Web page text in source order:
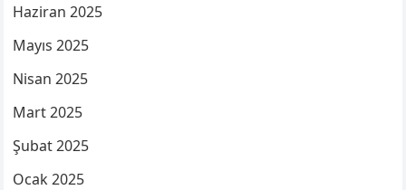
Haziran 2025
Mayıs 2025
Nisan 2025
Mart 2025
Şubat 2025
Ocak 2025